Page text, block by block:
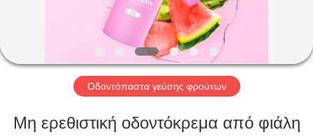
ΠΕΡΊΠΟΥ
Οδοντόπαστα γεύσης φρούτων
Μη ερεθιστική οδοντόκρεμα από φιάλη